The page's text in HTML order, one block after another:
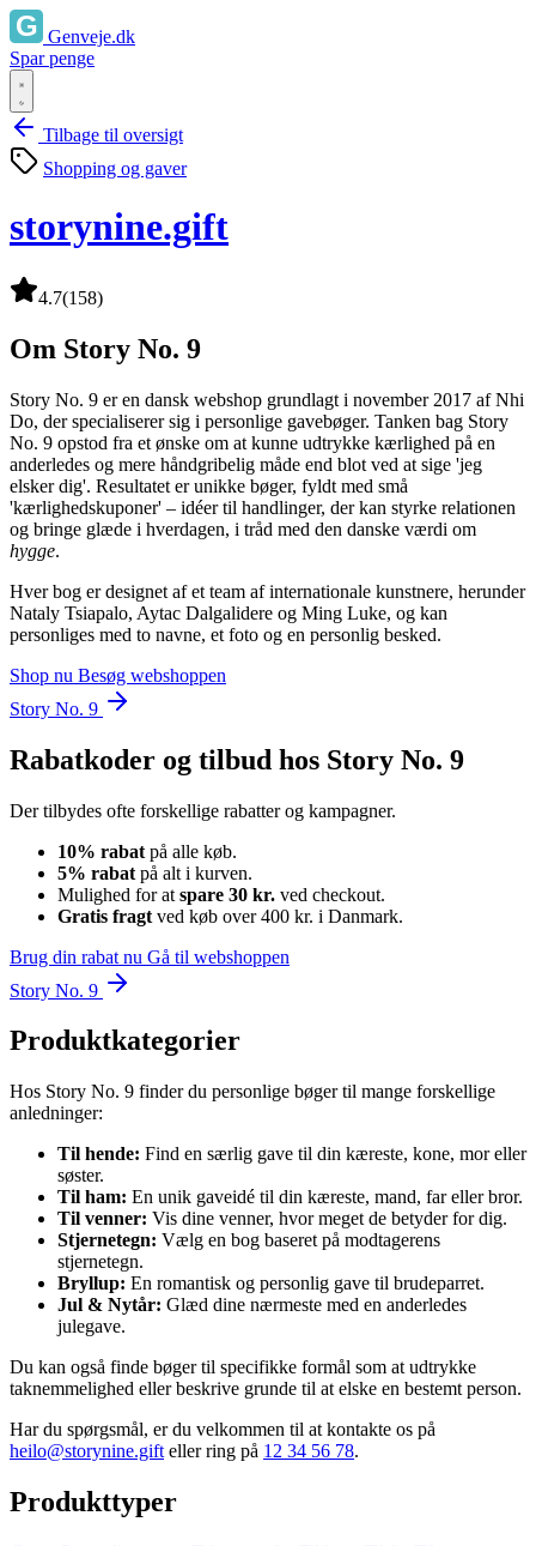
Genveje.dk
Spar penge
Tilbage til oversigt
Shopping og gaver
storynine.gift
4.7(158)
Om Story No. 9
Story No. 9 er en dansk webshop grundlagt i november 2017 af Nhi
Do, der specialiserer sig i personlige gavebøger. Tanken bag Story
No. 9 opstod fra et ønske om at kunne udtrykke kærlighed på en
anderledes og mere håndgribelig måde end blot ved at sige 'jeg
elsker dig'. Resultatet er unikke bøger, fyldt med små
'kærlighedskuponer' – idéer til handlinger, der kan styrke relationen
og bringe glæde i hverdagen, i tråd med den danske værdi om
hygge.
Hver bog er designet af et team af internationale kunstnere, herunder
Nataly Tsiapalo, Aytac Dalgalidere og Ming Luke, og kan
personliges med to navne, et foto og en personlig besked.
Shop nu Besøg webshoppen
Story No. 9
Rabatkoder og tilbud hos Story No. 9
Der tilbydes ofte forskellige rabatter og kampagner.
10% rabat på alle køb.
5% rabat på alt i kurven.
Mulighed for at spare 30 kr. ved checkout.
Gratis fragt ved køb over 400 kr. i Danmark.
Brug din rabat nu Gå til webshoppen
Story No. 9
Produktkategorier
Hos Story No. 9 finder du personlige bøger til mange forskellige
anledninger:
Til hende: Find en særlig gave til din kæreste, kone, mor eller
søster.
Til ham: En unik gaveidé til din kæreste, mand, far eller bror.
Til venner: Vis dine venner, hvor meget de betyder for dig.
Stjernetegn: Vælg en bog baseret på modtagerens
stjernetegn.
Bryllup: En romantisk og personlig gave til brudeparret.
Jul & Nytår: Glæd dine nærmeste med en anderledes
julegave.
Du kan også finde bøger til specifikke formål som at udtrykke
taknemmelighed eller beskrive grunde til at elske en bestemt person.
Har du spørgsmål, er du velkommen til at kontakte os på
heilo@storynine.gift eller ring på 12 34 56 78.
Produkttyper